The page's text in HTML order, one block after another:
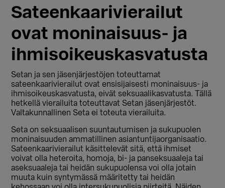
Sateenkaarivierailut
ovat moninaisuus- ja
ihmisoikeuskasvatusta
Setan ja sen jäsenjärjestöjen toteuttamat
sateenkaarivierailut ovat ensisijaisesti moninaisuus- ja
ihmisoikeuskasvatusta, eivät seksuaalikasvatusta. Tällä
hetkellä vierailuita toteuttavat Setan jäsenjärjestöt.
Valtakunnallinen Seta ei toteuta vierailuita.
Seta on seksuaalisen suuntautumisen ja sukupuolen
moninaisuuden ammatillinen asiantuntijaorganisaatio.
Sateenkaarivierailut käsittelevät sitä, että ihmiset
voivat olla heteroita, homoja, bi- ja panseksuaaleja tai
aseksuaaleja tai heidän sukupuolensa voi olla jotain
muuta kuin syntymässä määritetty tai heidän